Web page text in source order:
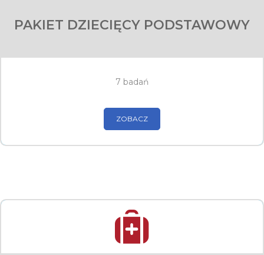
PAKIET DZIECIĘCY PODSTAWOWY
7 badań
ZOBACZ